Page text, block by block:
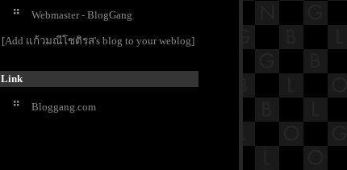
17.11 พระสูตรหลักถัดไป คือมหา
ตัณหาสังขยสูตร
ตัณหาสังขยสูตร
17.9 พระสูตรหลักถัดไป คือมหา
ตัณหาสังขยสูตร
Webmaster - BlogGang
[Add แก้วมณีโชติรส's blog to your weblog]
Link
Bloggang.com